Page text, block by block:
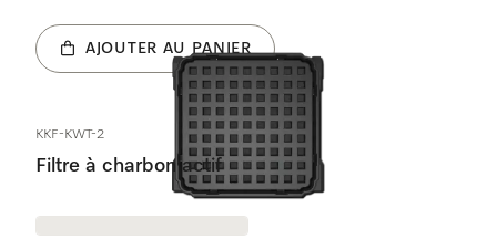
AJOUTER AU PANIER
KKF-KWT-2
Filtre à charbon actif